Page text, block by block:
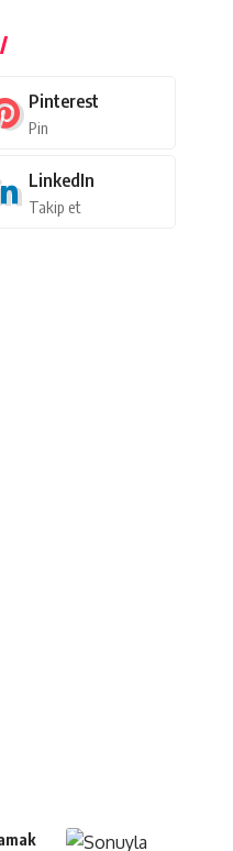
Pinterest
Pin
LinkedIn
Takip et